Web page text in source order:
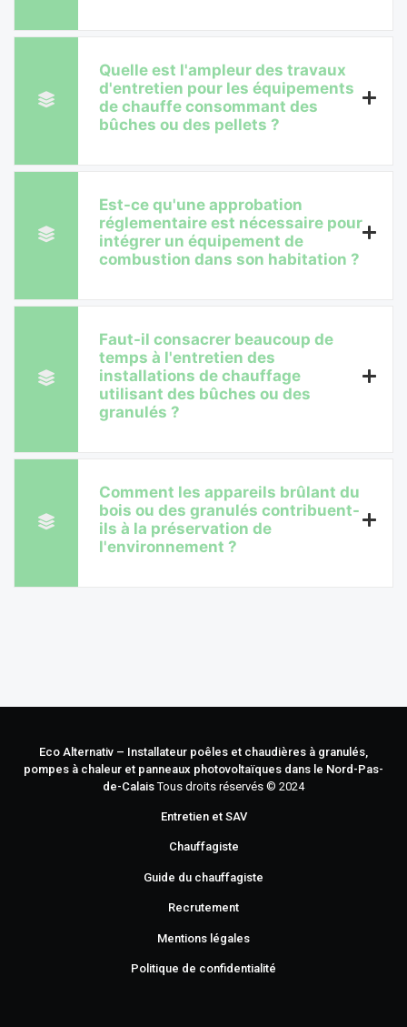
Quelle est l'ampleur des travaux
d'entretien pour les équipements
de chauffe consommant des
bûches ou des pellets ?
Est-ce qu'une approbation
réglementaire est nécessaire pour
intégrer un équipement de
combustion dans son habitation ?
Faut-il consacrer beaucoup de
temps à l'entretien des
installations de chauffage
utilisant des bûches ou des
granulés ?
Comment les appareils brûlant du
bois ou des granulés contribuent-
ils à la préservation de
l'environnement ?
Eco Alternativ – Installateur poêles et chaudières à granulés,
pompes à chaleur et panneaux photovoltaïques dans le Nord-Pas-
de-CalaisTous droits réservés © 2024
Entretien et SAV
Chauffagiste
Guide du chauffagiste
Recrutement
Mentions légales
Politique de confidentialité